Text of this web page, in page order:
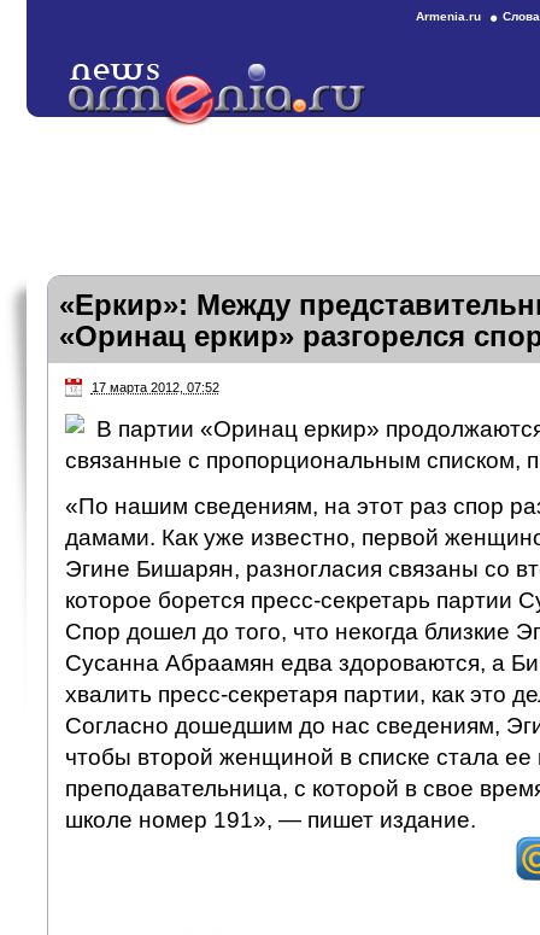
Armenia.ru
«Еркир»: Между
«Оринац еркир» разгорелся
17 марта 2012, 07:52
В партии «Оринац еркир»
связанные с пропорциональным списком,
«По нашим сведениям, на этот раз спор
дамами. Как уже известно, первой
Эгине Бишарян, разногласия связаны со
которое борется пресс-секретарь партии
Спор дошел до того, что некогда близкие
Сусанна Абраамян едва здороваются, а
хвалить пресс-секретаря партии, как это
Согласно дошедшим до нас сведениям,
чтобы второй женщиной в списке стала ее
преподавательница, с которой в свое
школе номер 191», — пишет издание.